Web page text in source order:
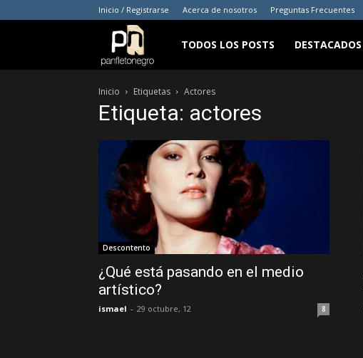
Inicio / Registrarse Acerca de nosotros Preguntas Frecuentes
panfletonegro
TODOS LOS POSTS DESTACADOS
Inicio Etiquetas Actores
Etiqueta: actores
Descontento
¿Qué está pasando en el medio
artístico?
ismael - 29 octubre, 12 8